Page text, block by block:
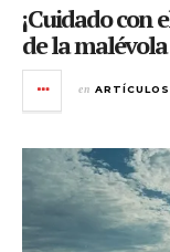
¡Cuidado con
de la
en ARTÍCULOS